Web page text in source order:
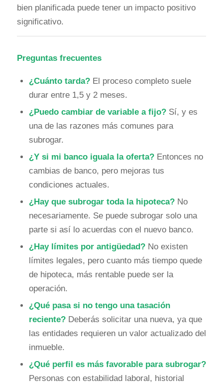
bien planificada puede tener un impacto positivo
significativo.
Preguntas frecuentes
¿Cuánto tarda?El proceso completo suele
durar entre 1,5 y 2 meses.
¿Puedo cambiar de variable a fijo?Sí, y es
una de las razones más comunes para
subrogar.
¿Y si mi banco iguala la oferta?Entonces no
cambias de banco, pero mejoras tus
condiciones actuales.
¿Hay que subrogar toda la hipoteca?No
necesariamente. Se puede subrogar solo una
parte si así lo acuerdas con el nuevo banco.
¿Hay límites por antigüedad?No existen
límites legales, pero cuanto más tiempo quede
de hipoteca, más rentable puede ser la
operación.
¿Qué pasa si no tengo una tasación
reciente?Deberás solicitar una nueva, ya que
las entidades requieren un valor actualizado del
inmueble.
¿Qué perfil es más favorable para subrogar?
Personas con estabilidad laboral, historial